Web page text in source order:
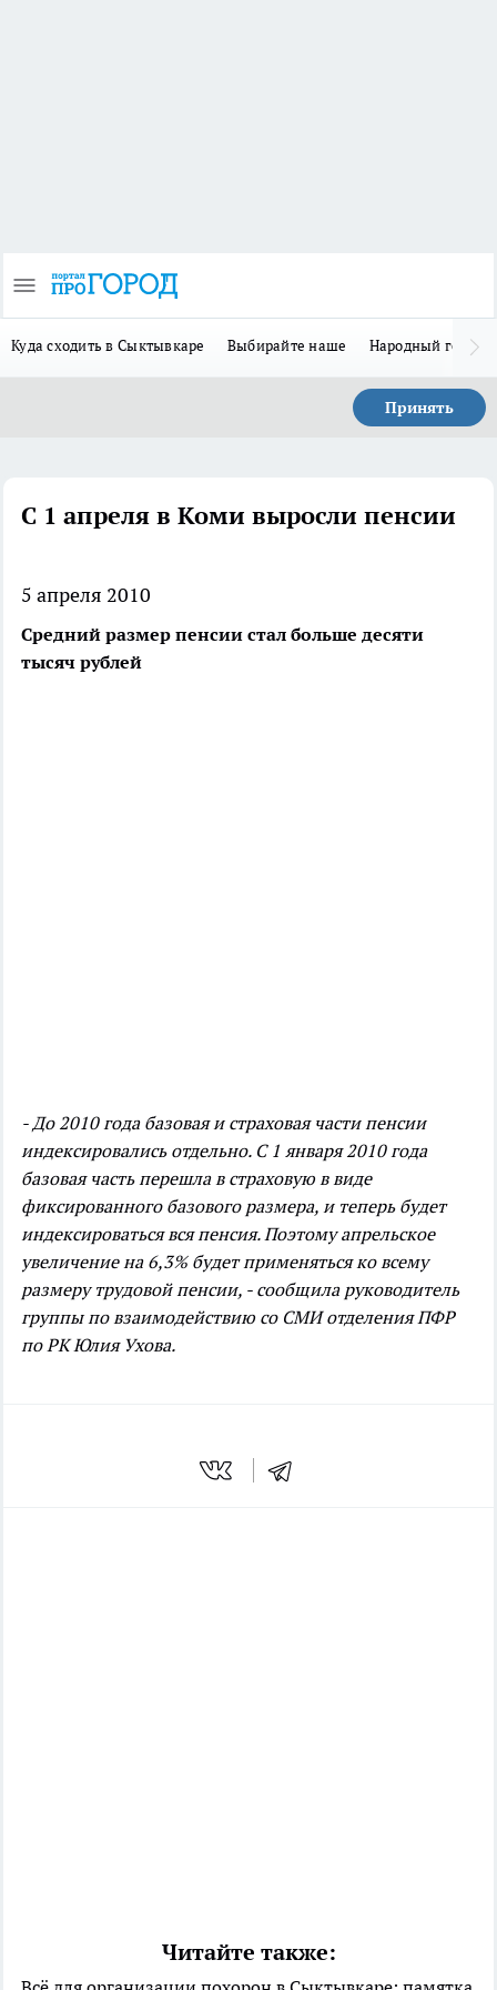
Куда сходить в Сыктывкаре Выбирайте наше Народный герой
Принять
С 1 апреля в Коми выросли пенсии
5 апреля 2010
Средний размер пенсии стал больше десяти
тысяч рублей
- До 2010 года базовая и страховая части пенсии
индексировались отдельно. С 1 января 2010 года
базовая часть перешла в страховую в виде
фиксированного базового размера, и теперь будет
индексироваться вся пенсия. Поэтому апрельское
увеличение на 6,3% будет применяться ко всему
размеру трудовой пенсии, - сообщила руководитель
группы по взаимодействию со СМИ отделения ПФР
по РК Юлия Ухова.
Читайте также: